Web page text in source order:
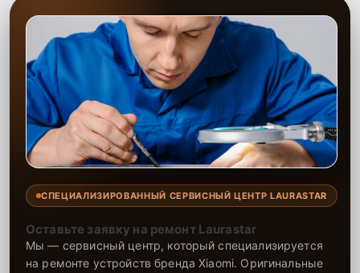
СПЕЦИАЛИЗИРОВАННЫЙ СЕРВИСНЫЙ ЦЕНТР LAURASTAR
Оставьте заявку на ремонт Laurastar
Мы — сервисный центр, который специализируется
на ремонте устройств бренда Xiaomi. Оригинальные